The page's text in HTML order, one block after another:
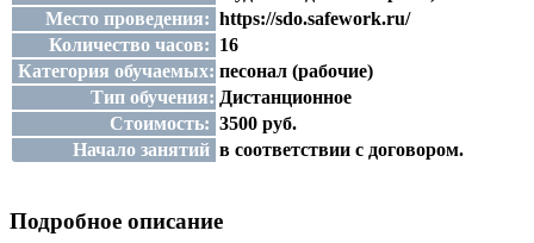
Место проведения: https://sdo.safework.ru/
Количество часов: 16
Категория обучаемых: песонал (рабочие)
Тип обучения: Дистанционное
Стоимость: 3500 руб.
Начало занятий в соответствии с договором.
Подробное описание